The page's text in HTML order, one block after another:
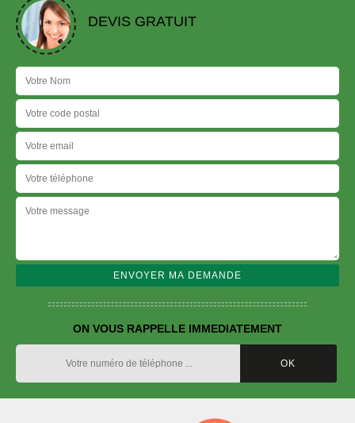
DEVIS GRATUIT
ON VOUS RAPPELLE IMMEDIATEMENT